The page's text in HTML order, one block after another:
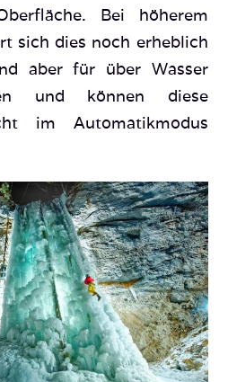
Bei höherem
sich dies noch erheblich
aber für über Wasser
und können diese
im Automatikmodus